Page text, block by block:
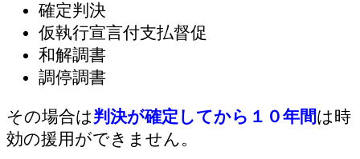
確定判決
仮執行宣言付支払督促
和解調書
調停調書
その場合は判決が確定してから１０年間は時
効の援用ができません。